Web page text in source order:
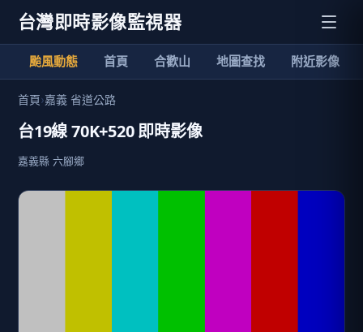
台灣即時影像監視器
颱風動態 首頁 合歡山 地圖查找 附近影像
首頁›嘉義 省道公路
台19線 70K+520 即時影像
嘉義縣 六腳鄉